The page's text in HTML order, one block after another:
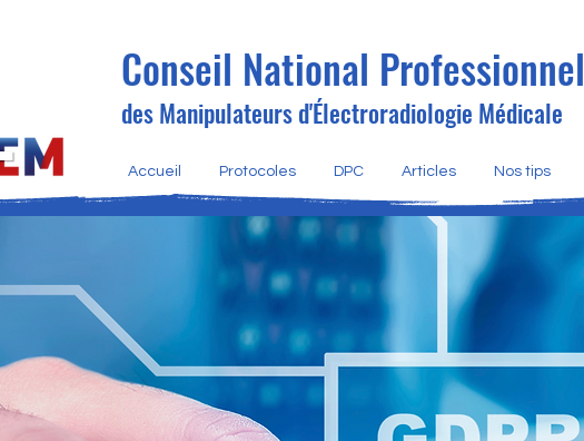
Conseil National Professionnel
des Manipulateurs d'Électroradiologie Médicale
Accueil Protocoles DPC Articles Nos tips